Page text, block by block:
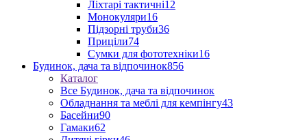
Ліхтарі тактичні12
Монокуляри16
Підзорні труби36
Приціли74
Сумки для фототехніки16
Будинок, дача та відпочинок856
Каталог
Все Будинок, дача та відпочинок
Обладнання та меблі для кемпінгу43
Басейни90
Гамаки62